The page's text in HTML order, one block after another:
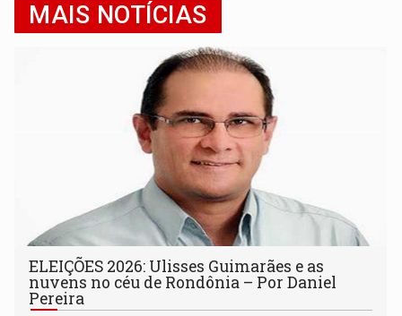
MAIS NOTÍCIAS
ELEIÇÕES 2026: Ulisses Guimarães e as
nuvens no céu de Rondônia – Por Daniel
Pereira